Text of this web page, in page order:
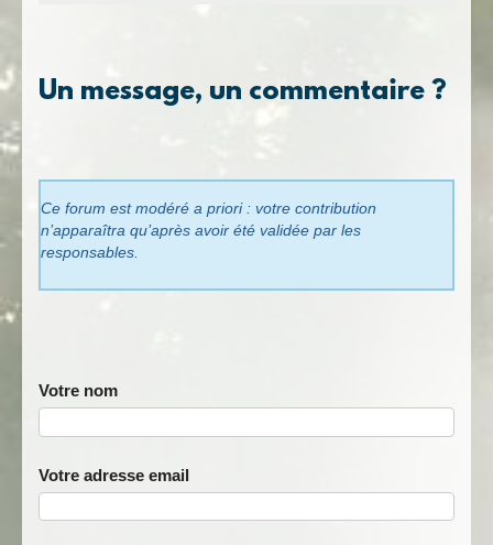
Un message, un commentaire ?
Ce forum est modéré a priori : votre contribution
n’apparaîtra qu’après avoir été validée par les
responsables.
Votre nom
Votre adresse email